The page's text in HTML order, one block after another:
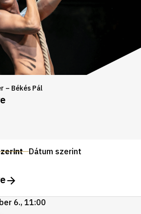
– Békés Pál
Dátum szerint
6., 11:00